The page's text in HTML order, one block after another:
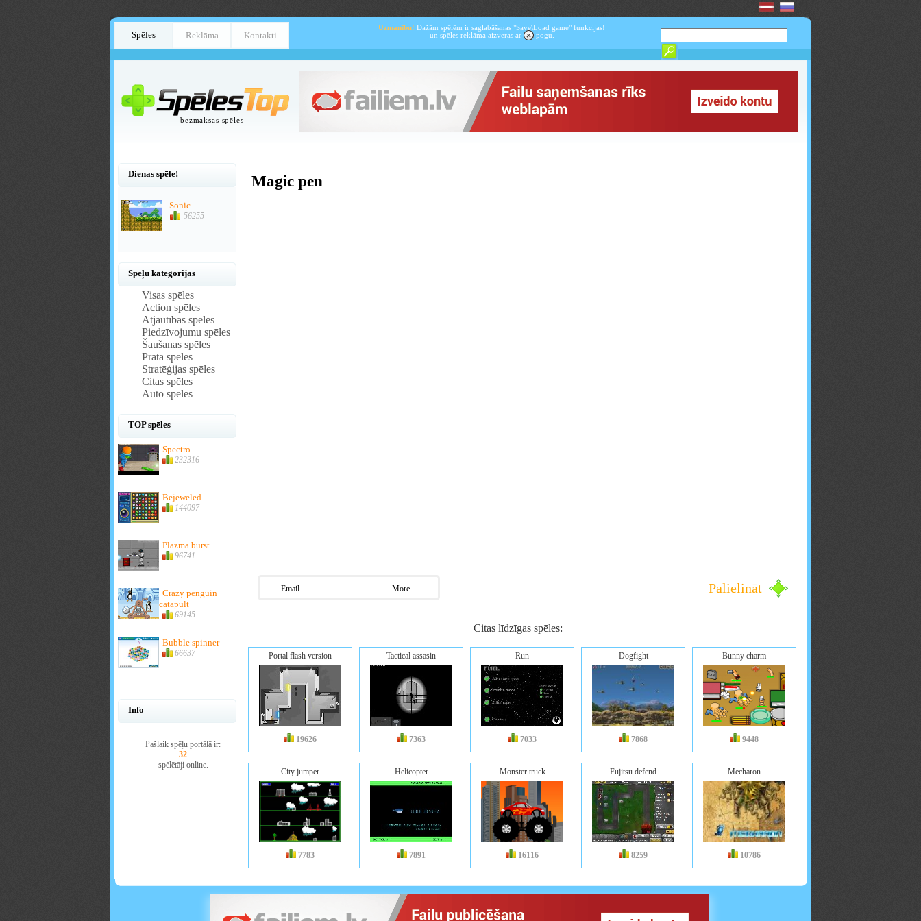
Spēles Reklāma Kontakti
Uzmanību! Dažām spēlēm ir saglabāšanas "Save\Load game" funkcijas!
un spēles reklāma aizveras ar
pogu.
bezmaksas spēles
Dienas spēle!
Sonic
56255
Spēļu kategorijas
Visas spēles
Action spēles
Atjautības spēles
Piedzīvojumu spēles
Šaušanas spēles
Prāta spēles
Stratēģijas spēles
Citas spēles
Auto spēles
TOP spēles
Spectro
232316
Bejeweled
144097
Plazma burst
96741
Crazy penguin
catapult
69145
Bubble spinner
66637
Info
Pašlaik spēļu portālā ir:
32
spēlētāji online.
Magic pen
Email More... Palielināt
Citas līdzīgas spēles:
Portal flash version
19626
Tactical assasin
7363
Run
7033
Dogfight
7868
Bunny charm
9448
City jumper
7783
Helicopter
7891
Monster truck
16116
Fujitsu defend
8259
Mecharon
10786